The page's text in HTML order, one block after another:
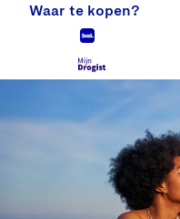
Waar te kopen?